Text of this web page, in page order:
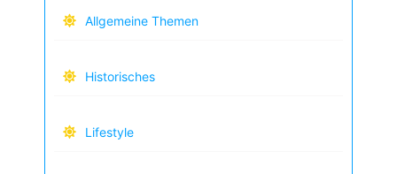
Allgemeine Themen
Historisches
Lifestyle